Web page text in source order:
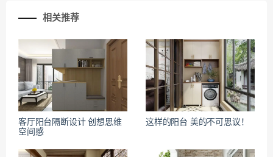
相关推荐
客厅阳台隔断设计 创想思维
空间感
这样的阳台 美的不可思议！